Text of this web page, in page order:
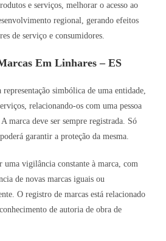
e serviços, melhorar o acesso ao
regional, gerando efeitos
de serviço e consumidores.
Em Linhares – ES
representação simbólica de uma entidade,
relacionando-os com uma pessoa
marca deve ser sempre registrada. Só
garantir a proteção da mesma.
uma vigilância constante à marca, com
de novas marcas iguais ou
O registro de marcas está relacionado
de autoria de obra de